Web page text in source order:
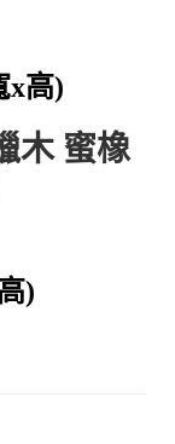
x高)
木 蜜橡
)